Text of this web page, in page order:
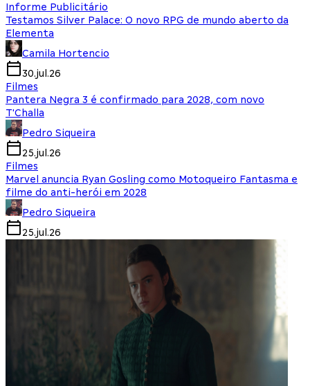
Informe Publicitário
Testamos Silver Palace: O novo RPG de mundo aberto da
Elementa
Camila Hortencio
30.jul.26
Filmes
Pantera Negra 3 é confirmado para 2028, com novo
T'Challa
Pedro Siqueira
25.jul.26
Filmes
Marvel anuncia Ryan Gosling como Motoqueiro Fantasma e
filme do anti-herói em 2028
Pedro Siqueira
25.jul.26